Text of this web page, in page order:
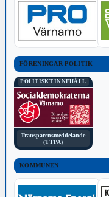
FÖRENINGAR POLITIK
POLITISKT INNEHÅLL
Transparensmeddelande
(TTPA)
KOMMUNEN